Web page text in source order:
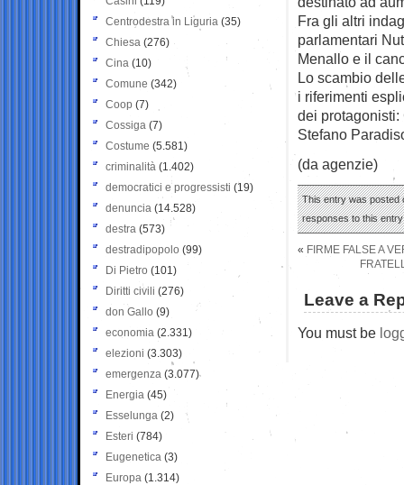
Fra gli altri
parlamentari
Menallo e il
Lo scambio
i riferimenti
dei
Stefano
(da agenzie)
This entry was posted
responses to this
« FIRME FALSE A
Leave a
You must be
Centrodestra in Liguria (35)
Chiesa (276)
Cina (10)
Comune (342)
Coop (7)
Cossiga (7)
Costume (5.581)
criminalità (1.402)
democratici e progressisti (19)
denuncia (14.528)
destra (573)
destradipopolo (99)
Di Pietro (101)
Diritti civili (276)
don Gallo (9)
economia (2.331)
elezioni (3.303)
emergenza (3.077)
Energia (45)
Esselunga (2)
Esteri (784)
Eugenetica (3)
Europa (1.314)